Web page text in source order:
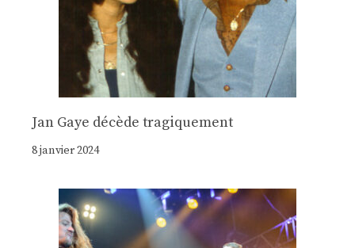
Jan Gaye décède tragiquement
8 janvier 2024